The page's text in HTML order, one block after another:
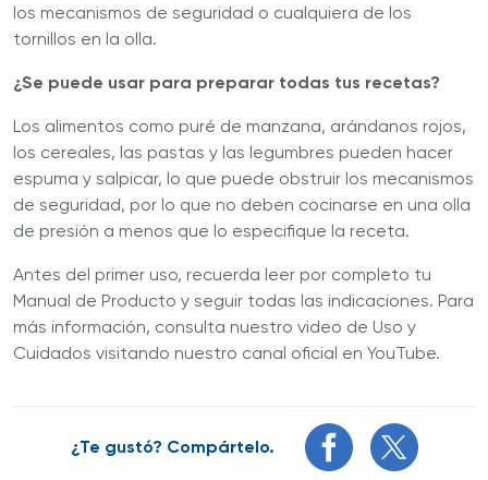
los mecanismos de seguridad o cualquiera de los
tornillos en la olla.
¿Se puede usar para preparar todas tus recetas?
Los alimentos como puré de manzana, arándanos rojos,
los cereales, las pastas y las legumbres pueden hacer
espuma y salpicar, lo que puede obstruir los mecanismos
de seguridad, por lo que no deben cocinarse en una olla
de presión a menos que lo especifique la receta.
Antes del primer uso, recuerda leer por completo tu
Manual de Producto y seguir todas las indicaciones. Para
más información, consulta nuestro video de Uso y
Cuidados visitando nuestro canal oficial en YouTube.
¿Te gustó? Compártelo.